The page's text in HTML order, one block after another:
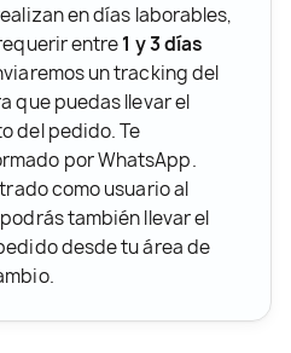
en días laborables,
entre1 y 3 días
un tracking del
que puedas llevar el
del pedido. Te
por WhatsApp.
como usuario al
también llevar el
desde tu área de